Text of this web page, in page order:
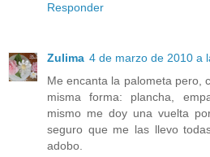
Responder
Zulima 4 de marzo de 2010 a
Me encanta la palometa pero,
misma forma: plancha,
mismo me doy una vuelta
seguro que me las llevo
adobo.